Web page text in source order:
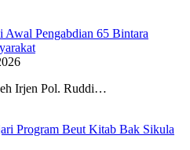
Awal Pengabdian 65 Bintara
Irjen Pol. Ruddi…
Program Beut Kitab Bak Sikula